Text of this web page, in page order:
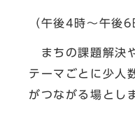
（午後4時～午後6
まちの課題解決
テーマごとに少人
がつながる場とし